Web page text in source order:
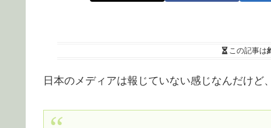
この記事は
日本のメディアは報じていない感じなんだけど